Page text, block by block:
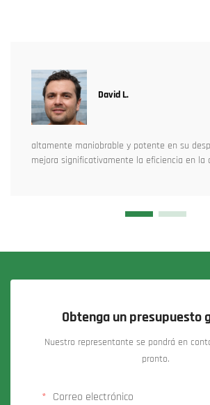
David L.
altamente maniobrable y potente en su
mejora significativamente la eficiencia en la
Obtenga un presupuesto
Nuestro representante se pondrá en
pronto.
Correo electrónico